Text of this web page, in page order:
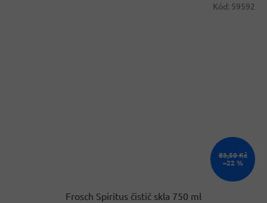
83,50 Kč
–22 %
Frosch Spiritus čistič skla 750 ml
Kód: 59592